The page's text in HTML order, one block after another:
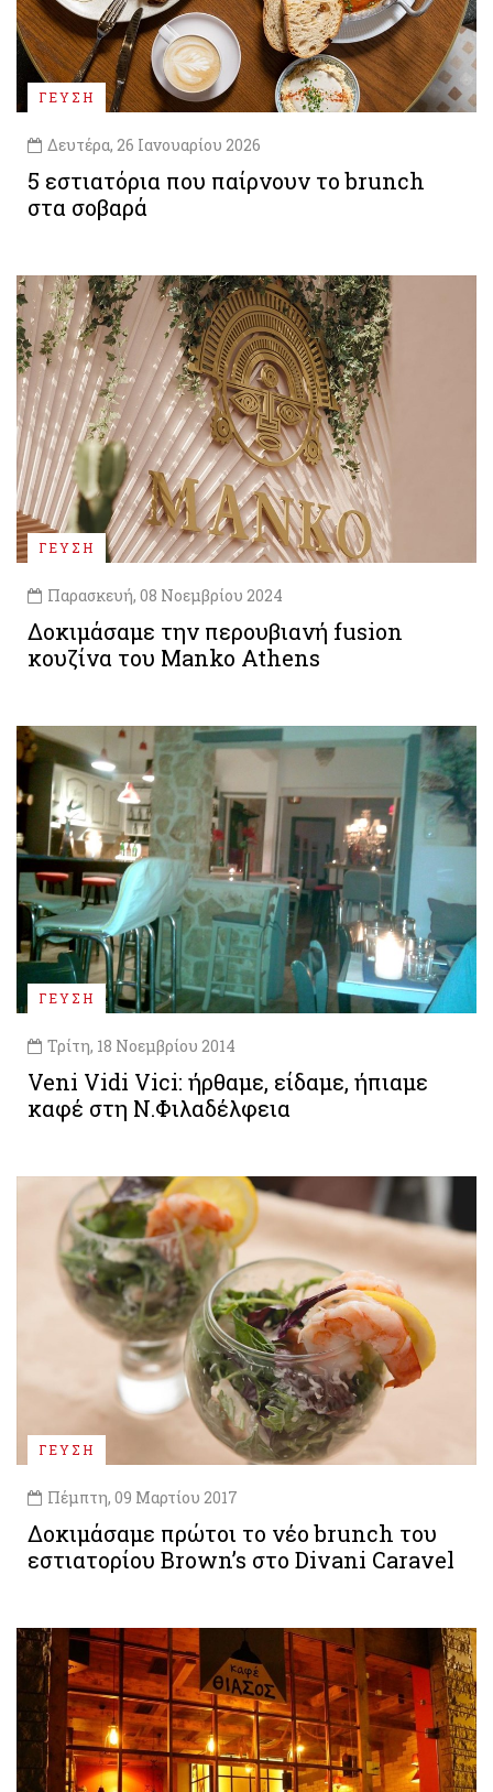
ΓΕΥΣΗ
Δευτέρα, 26 Ιανουαρίου 2026
5 εστιατόρια που παίρνουν το brunch
στα σοβαρά
ΓΕΥΣΗ
Παρασκευή, 08 Νοεμβρίου 2024
Δοκιμάσαμε την περουβιανή fusion
κουζίνα του Manko Athens
ΓΕΥΣΗ
Τρίτη, 18 Νοεμβρίου 2014
Veni Vidi Vici: ήρθαμε, είδαμε, ήπιαμε
καφέ στη Ν.Φιλαδέλφεια
ΓΕΥΣΗ
Πέμπτη, 09 Μαρτίου 2017
Δοκιμάσαμε πρώτοι το νέο brunch του
εστιατορίου Brown’s στο Divani Caravel